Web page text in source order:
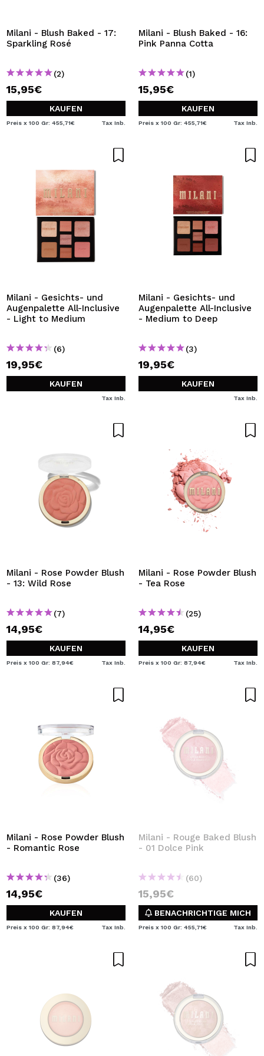
Milani - Blush Baked - 17:
Sparkling Rosé
(2)
15,95€
KAUFEN
Preis x 100 Gr: 455,71€ Tax Inb.
Milani - Blush Baked - 16:
Pink Panna Cotta
(1)
15,95€
KAUFEN
Preis x 100 Gr: 455,71€ Tax Inb.
Milani - Gesichts- und
Augenpalette All-Inclusive
- Light to Medium
(6)
19,95€
KAUFEN
Tax Inb.
Milani - Gesichts- und
Augenpalette All-Inclusive
- Medium to Deep
(3)
19,95€
KAUFEN
Tax Inb.
Milani - Rose Powder Blush
- 13: Wild Rose
(7)
14,95€
KAUFEN
Preis x 100 Gr: 87,94€ Tax Inb.
Milani - Rose Powder Blush
- Tea Rose
(25)
14,95€
KAUFEN
Preis x 100 Gr: 87,94€ Tax Inb.
Milani - Rose Powder Blush
- Romantic Rose
(36)
14,95€
KAUFEN
Preis x 100 Gr: 87,94€ Tax Inb.
Milani - Rouge Baked Blush
- 01 Dolce Pink
(60)
15,95€
BENACHRICHTIGE MICH
Preis x 100 Gr: 455,71€ Tax Inb.